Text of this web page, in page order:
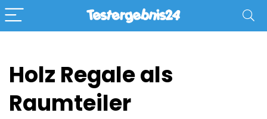
Holz Regale als
Raumteiler